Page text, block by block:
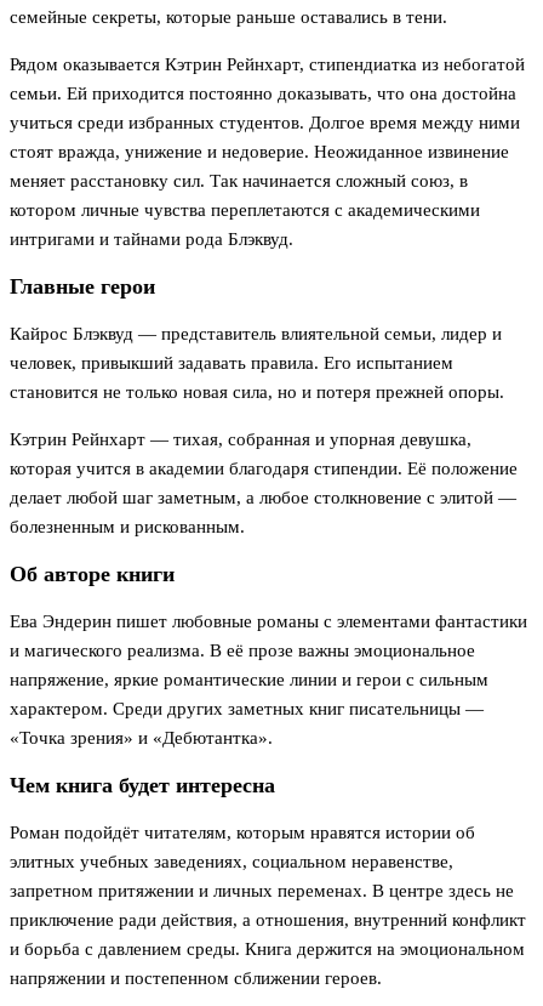
семейные секреты, которые раньше оставались в тени.
Рядом оказывается Кэтрин Рейнхарт, стипендиатка из небогатой
семьи. Ей приходится постоянно доказывать, что она достойна
учиться среди избранных студентов. Долгое время между ними
стоят вражда, унижение и недоверие. Неожиданное извинение
меняет расстановку сил. Так начинается сложный союз, в
котором личные чувства переплетаются с академическими
интригами и тайнами рода Блэквуд.
Главные герои
Кайрос Блэквуд — представитель влиятельной семьи, лидер и
человек, привыкший задавать правила. Его испытанием
становится не только новая сила, но и потеря прежней опоры.
Кэтрин Рейнхарт — тихая, собранная и упорная девушка,
которая учится в академии благодаря стипендии. Её положение
делает любой шаг заметным, а любое столкновение с элитой —
болезненным и рискованным.
Об авторе книги
Ева Эндерин пишет любовные романы с элементами фантастики
и магического реализма. В её прозе важны эмоциональное
напряжение, яркие романтические линии и герои с сильным
характером. Среди других заметных книг писательницы —
«Точка зрения» и «Дебютантка».
Чем книга будет интересна
Роман подойдёт читателям, которым нравятся истории об
элитных учебных заведениях, социальном неравенстве,
запретном притяжении и личных переменах. В центре здесь не
приключение ради действия, а отношения, внутренний конфликт
и борьба с давлением среды. Книга держится на эмоциональном
напряжении и постепенном сближении героев.